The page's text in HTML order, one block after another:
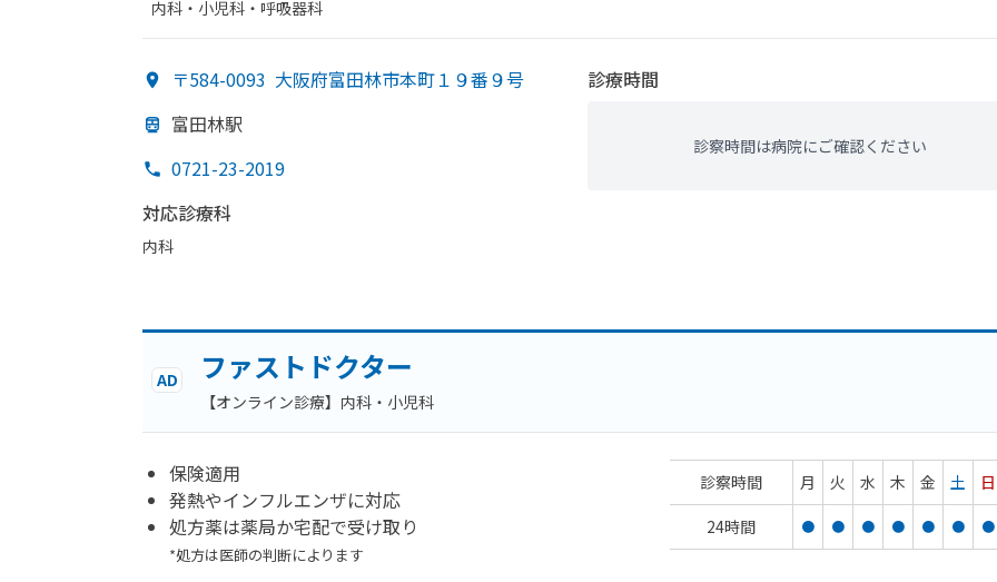
内科・​小児科・​呼吸器科
〒584-0093 大阪府富田林市本町１９番９号
富田林駅
0721-23-2019
対応診療科
内科
診療時間
診察時間は病院にご確認ください
AD ファストドクター
【オンライン診療】内科・小児科
保険適用
発熱やインフルエンザに対応
処方薬は薬局か宅配で受け取り
*処方は医師の判断によります
診察時間 月 火 水 木 金 土
日
24時間
● ● ● ● ● ● ●